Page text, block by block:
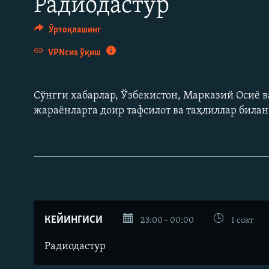
Радиодастур
Ўртоқлашинг
VPNсиз ўқиш
Сўнгги хабарлар, Ўзбекистон, Марказий Осиë
жараëнларга доир тафсилот ва таҳлиллар
КЕЙИНГИСИ 23:00 - 00:00 1 соат
Радиодастур